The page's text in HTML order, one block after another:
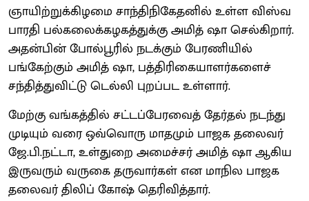
ஞாயிற்றுக்கிழமை சாந்திநிகேதனில் உள்ள விஸ்வ
பாரதி பல்கலைக்கழகத்துக்கு அமித் ஷா செல்கிறார்.
அதன்பின் போல்பூரில் நடக்கும் பேரணியில்
பங்கேற்கும் அமித் ஷா, பத்திரிகையாளர்களைச்
சந்தித்துவிட்டு டெல்லி புறப்பட உள்ளார்.
மேற்கு வங்கத்தில் சட்டப்பேரவைத் தேர்தல் நடந்து
முடியும் வரை ஒவ்வொரு மாதமும் பாஜக தலைவர்
ஜே.பி.நட்டா, உள்துறை அமைச்சர் அமித் ஷா ஆகிய
இருவரும் வருகை தருவார்கள் என மாநில பாஜக
தலைவர் திலிப் கோஷ் தெரிவித்தார்.